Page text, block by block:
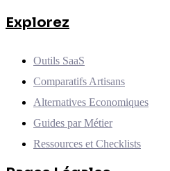
Explorez
Outils SaaS
Comparatifs Artisans
Alternatives Economiques
Guides par Métier
Ressources et Checklists